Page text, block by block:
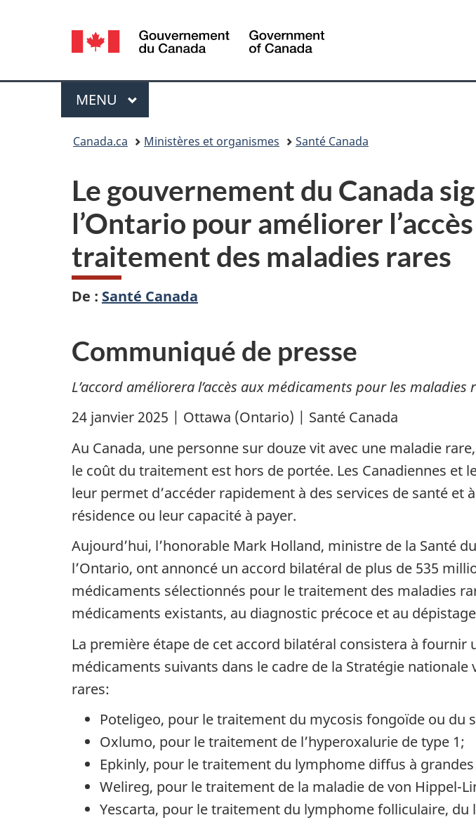
Sélection
de
la
langue
Canada
Menu
MENU PRINCIPAL
Canada.ca Ministères et organismes Santé Canada
Le gouvernement du Canada
l’Ontario pour améliorer
traitement des maladies rares
De : Santé Canada
Communiqué de presse
L’accord améliorera l’accès aux médicaments pour les
24 janvier 2025 | Ottawa (Ontario) | Santé Canada
Au Canada, une personne sur douze vit avec une maladie
le coût du traitement est hors de portée. Les Canadiennes et
leur permet d’accéder rapidement à des services de santé
résidence ou leur capacité à payer.
Aujourd’hui, l’honorable Mark Holland, ministre de la Santé
l’Ontario, ont annoncé un accord bilatéral de plus de 535
médicaments sélectionnés pour le traitement des maladies
médicaments existants, au diagnostic précoce et au
La première étape de cet accord bilatéral consistera à
médicaments suivants dans le cadre de la Stratégie
rares:
Poteligeo, pour le traitement du mycosis fongoïde ou du
Oxlumo, pour le traitement de l’hyperoxalurie de type 1;
Epkinly, pour le traitement du lymphome diffus à
Welireg, pour le traitement de la maladie de von Hippel-
Yescarta, pour le traitement du lymphome folliculaire,